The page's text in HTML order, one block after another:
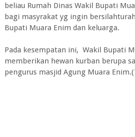
beliau Rumah Dinas Wakil Bupati
bagi masyrakat yg ingin
Bupati Muara Enim dan keluarga.
Pada kesempatan ini, Wakil Bupati
memberikan hewan kurban berupa
pengurus masjid Agung Muara